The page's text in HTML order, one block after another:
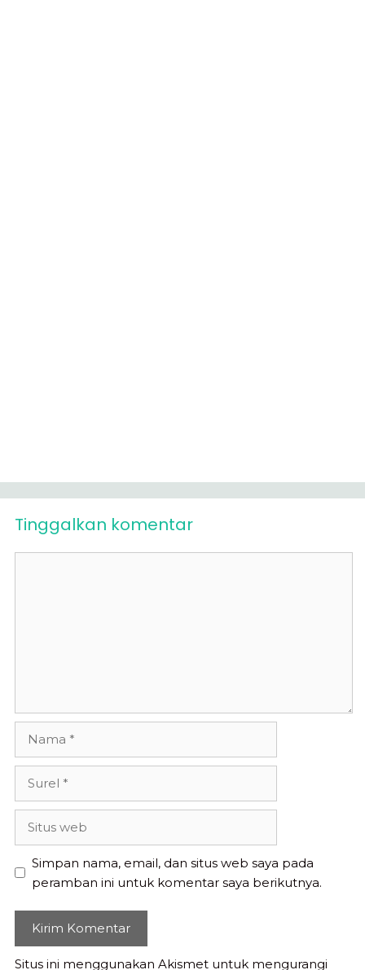
Tinggalkan komentar
Simpan nama, email, dan situs web saya pada
peramban ini untuk komentar saya berikutnya.
Situs ini menggunakan Akismet untuk mengurangi